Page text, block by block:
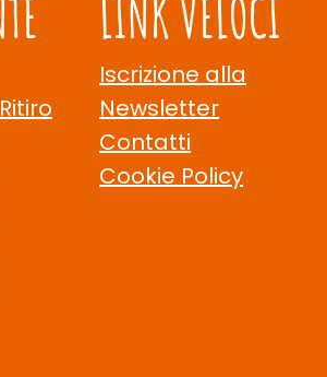
LINK VELOCI
Iscrizione alla
Newsletter
Contatti
Cookie Policy